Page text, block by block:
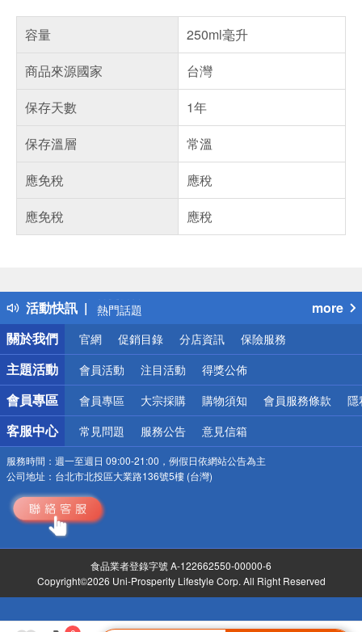
容量
250ml毫升
商品來源國家
台灣
保存天數
1年
保存溫層
常溫
應免稅
應稅
應免稅
應稅
活動快訊
得獎公告
熱門話題
銀行優惠
偏遠地區配送
詐騙網頁！請小心！
more
關於我們
官網 促銷目錄 分店資訊 保險服務
主題活動 會員活動 注目活動 得獎公佈
會員專區 會員專區 大宗採購 購物須知 會員服務條款 隱
客服中心 常見問題 服務公告 意見信箱
服務時間： 週一至週日 09:00-21:00，例假日依網站公告為主
公司地址： 台北市北投區大業路136號5樓 (台灣)
食品業者登錄字號 A-122662550-00000-6
Copyright©2026 Uni-Prosperity Lifestyle Corp. All Right Reserved